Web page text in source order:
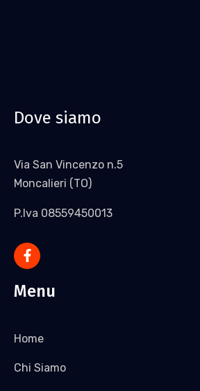
Dove siamo
Via San Vincenzo n.5
Moncalieri (TO)
P.Iva 08559450013
Menu
Home
Chi Siamo